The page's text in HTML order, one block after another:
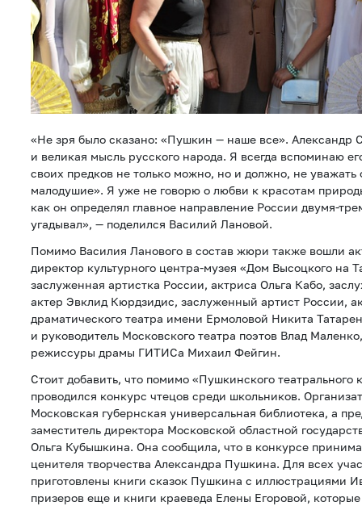
«Не зря было сказано: «Пушкин — наше все». Александр
и великая мысль русского народа. Я всегда вспоминаю
своих предков не только можно, но и должно, не уважать
малодушие». Я уже не говорю о любви к красотам
как он определял главное направление России двумя-
угадывал», — поделился Василий Лановой.
Помимо Василия Ланового в состав жюри также вошли
директор культурного центра-музея «Дом Высоцкого на
заслуженная артистка России, актриса Ольга Кабо,
актер Эвклид Кюрдзидис, заслуженный артист России,
драматического театра имени Ермоловой Никита
и руководитель Московского театра поэтов Влад
режиссуры драмы ГИТИСа Михаил Фейгин.
Стоит добавить, что помимо «Пушкинского театрального
проводился конкурс чтецов среди школьников.
Московская губернская универсальная библиотека, а
заместитель директора Московской областной
Ольга Кубышкина. Она сообщила, что в конкурсе
ценителя творчества Александра Пушкина. Для всех
приготовлены книги сказок Пушкина с иллюстрациями
призеров еще и книги краеведа Елены Егоровой,